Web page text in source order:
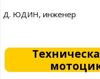
Д. ЮДИН, инженер